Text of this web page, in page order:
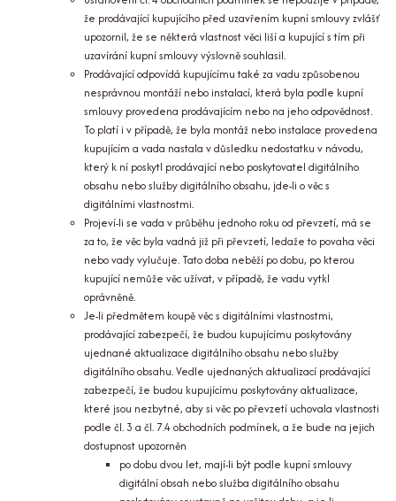
že prodávající kupujícího před uzavřením kupní smlouvy zvlášť
upozornil, že se některá vlastnost věci liší a kupující s tím při
uzavírání kupní smlouvy výslovně souhlasil.
Prodávající odpovídá kupujícímu také za vadu způsobenou
nesprávnou montáží nebo instalací, která byla podle kupní
smlouvy provedena prodávajícím nebo na jeho odpovědnost.
To platí i v případě, že byla montáž nebo instalace provedena
kupujícím a vada nastala v důsledku nedostatku v návodu,
který k ní poskytl prodávající nebo poskytovatel digitálního
obsahu nebo služby digitálního obsahu, jde-li o věc s
digitálními vlastnostmi.
Projeví-li se vada v průběhu jednoho roku od převzetí, má se
za to, že věc byla vadná již při převzetí, ledaže to povaha věci
nebo vady vylučuje. Tato doba neběží po dobu, po kterou
kupující nemůže věc užívat, v případě, že vadu vytkl
oprávněně.
Je-li předmětem koupě věc s digitálními vlastnostmi,
prodávající zabezpečí, že budou kupujícímu poskytovány
ujednané aktualizace digitálního obsahu nebo služby
digitálního obsahu. Vedle ujednaných aktualizací prodávající
zabezpečí, že budou kupujícímu poskytovány aktualizace,
které jsou nezbytné, aby si věc po převzetí uchovala vlastnosti
podle čl. 3 a čl. 7.4 obchodních podmínek, a že bude na jejich
dostupnost upozorněn
po dobu dvou let, mají-li být podle kupní smlouvy
digitální obsah nebo služba digitálního obsahu